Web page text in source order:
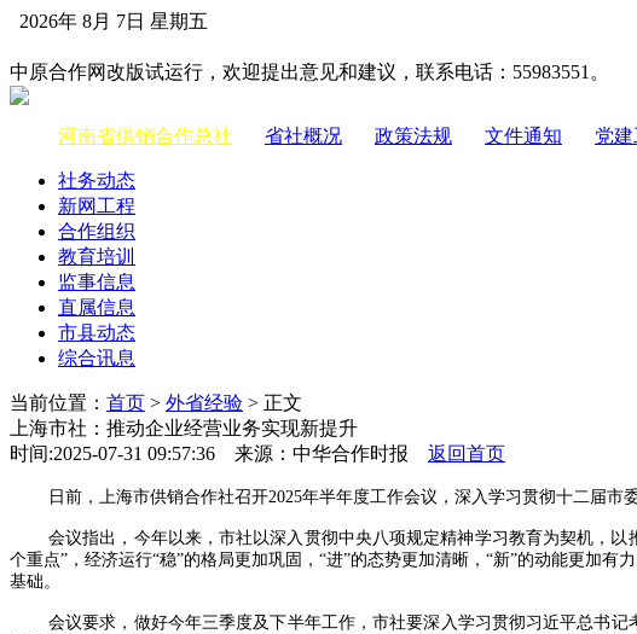
2026年 8月 7日 星期五
中原合作网改版试运行，欢迎提出意见和建议，联系电话：55983551。
河南省供销合作总社
省社概况 政策法规 文件通知 党
社务动态
新网工程
合作组织
教育培训
监事信息
直属信息
市县动态
综合讯息
当前位置： 首页 > 外省经验 > 正文
上海市社：推动企业经营业务实现新提升
时间:2025-07-31 09:57:36 来源：中华合作时报 返回首页
日前，上海市供销合作社召开2025年半年度工作会议，深入学习贯彻十二届
会议指出，今年以来，市社以深入贯彻中央八项规定精神学习教育为契机，以
个重点”，经济运行“稳”的格局更加巩固，“进”的态势更加清晰，“新”的动能更加
基础。
会议要求，做好今年三季度及下半年工作，市社要深入学习贯彻习近平总书